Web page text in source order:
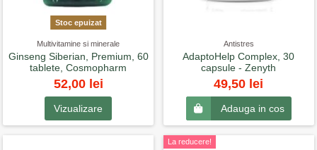
Stoc epuizat
Multivitamine si minerale
Ginseng Siberian, Premium, 60
tablete, Cosmopharm
52,00 lei
Vizualizare
Antistres
AdaptoHelp Complex, 30
capsule - Zenyth
49,50 lei
Adauga in cos
La reducere!